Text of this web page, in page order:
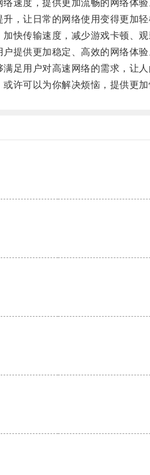
速度，提供更加流畅的网络体验
让日常的网络使用变得更加轻
传输速度，减少游戏卡顿、观
提供更加稳定、高效的网络体验
用户对高速网络的需求，让人
可以为你解决烦恼，提供更加